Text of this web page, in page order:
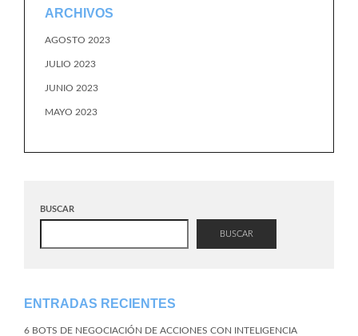
ARCHIVOS
AGOSTO 2023
JULIO 2023
JUNIO 2023
MAYO 2023
BUSCAR
BUSCAR
ENTRADAS RECIENTES
6 BOTS DE NEGOCIACIÓN DE ACCIONES CON INTELIGENCIA